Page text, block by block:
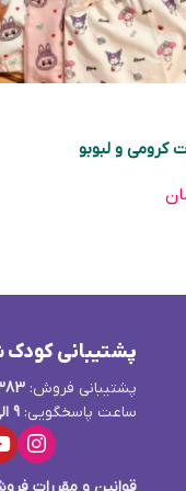
کرومی و لبوبو
پشتیبانی
پشتیبانی فروش:
ساعت پاسخگویی:9 الی 16
قوانین و مقررات